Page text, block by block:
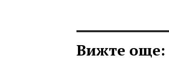
Вижте още: